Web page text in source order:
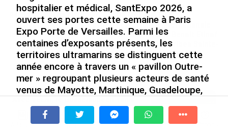
Rapport 2025 de l’Ifremer :
un engagement décisif dans
les Outre-mer
le 07/08/2026
De Messi à Trump :
l’expérience internationale
du Martiniquais Benoît Etinof
au service du Karibea Sainte-
Luce en Martinique
le 07/08/2026
Foy entend participer au
développement tourist...
À la une Tv Radio A Propos
hospitalier et médical, SantExpo 2026, a
ouvert ses portes cette semaine à Paris
Expo Porte de Versailles. Parmi les
centaines d’exposants présents, les
territoires ultramarins se distinguent cette
année encore à travers un « pavillon Outre-
mer » regroupant plusieurs acteurs de santé
venus de Mayotte, Martinique, Guadeloupe,
plusieurs stands mettent en avant à la fois
les besoins en recrutement de